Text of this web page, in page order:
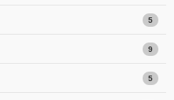
5
9
5